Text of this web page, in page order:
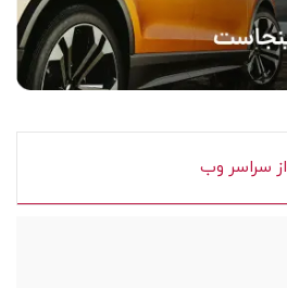
از سراسر وب